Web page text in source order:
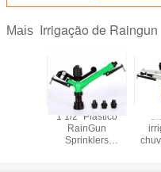
Mais Irrigação de Raingun
1 1/2 "Plástico
RainGun
Sprinklers